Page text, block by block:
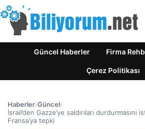
Güncel Haberler Firma
Çerez Politikası
Haberler›Güncel›
İsrail’den Gazze’ye saldırıları
Fransa’ya tepki